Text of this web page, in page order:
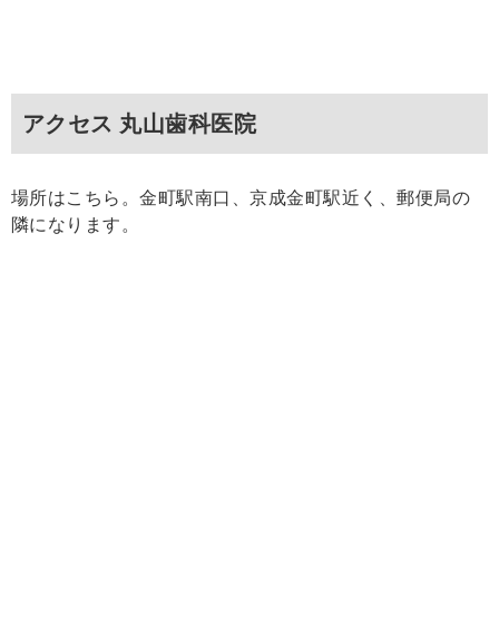
アクセス 丸山歯科医院
場所はこちら。金町駅南口、京成金町駅近く、郵便局の
隣になります。